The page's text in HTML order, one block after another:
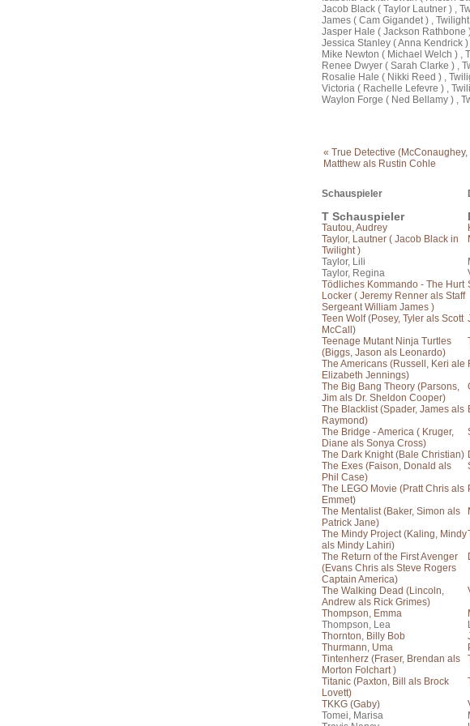
Jacob Black ( Taylor Lautner ) ,
James ( Cam Gigandet ) ,
Jasper Hale ( Jackson Rathbone
Jessica Stanley ( Anna Kendrick
Mike Newton ( Michael Welch ) ,
Renee Dwyer ( Sarah Clarke ) ,
Rosalie Hale ( Nikki Reed ) ,
Victoria ( Rachelle Lefevre ) ,
Waylon Forge ( Ned Bellamy ) ,
« True Detective (McConaughey,
Matthew als Rustin Cohle
Schauspieler
T Schauspieler
Tautou, Audrey
Taylor, Lautner ( Jacob Black in
Twilight )
Taylor, Lili
Taylor, Regina
Tödliches Kommando - The Hurt
Locker ( Jeremy Renner als Staff
Sergeant William James )
Teen Wolf (Posey, Tyler als Scott
McCall)
Teenage Mutant Ninja Turtles
(Biggs, Jason als Leonardo)
The Americans (Russell, Keri ale
Elizabeth Jennings)
The Big Bang Theory (Parsons,
Jim als Dr. Sheldon Cooper)
The Blacklist (Spader, James als
Raymond)
The Bridge - America ( Kruger,
Diane als Sonya Cross)
The Dark Knight (Bale Christian)
The Exes (Faison, Donald als
Phil Case)
The LEGO Movie (Pratt Chris als
Emmet)
The Mentalist (Baker, Simon als
Patrick Jane)
The Mindy Project (Kaling, Mindy
als Mindy Lahiri)
The Return of the First Avenger
(Evans Chris als Steve Rogers
Captain America)
The Walking Dead (Lincoln,
Andrew als Rick Grimes)
Thompson, Emma
Thompson, Lea
Thornton, Billy Bob
Thurmann, Uma
Tintenherz (Fraser, Brendan als
Morton Folchart )
Titanic (Paxton, Bill als Brock
Lovett)
TKKG (Gaby)
Tomei, Marisa